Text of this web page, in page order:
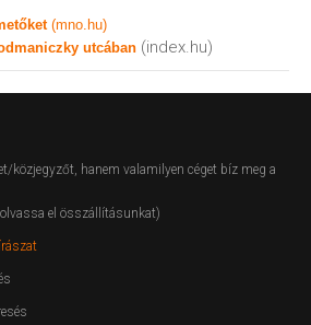
(mno.hu)
utcában (index.hu)
közjegyzőt, hanem valamilyen céget bíz meg a
olvassa el összállításunkat)